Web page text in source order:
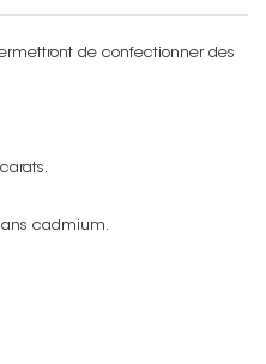
de confectionner des
cadmium.